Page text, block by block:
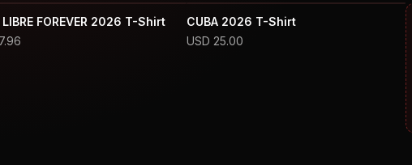
LIBRE FOREVER 2026 T-Shirt
CUBA 2026 T-Shirt
USD 25.00